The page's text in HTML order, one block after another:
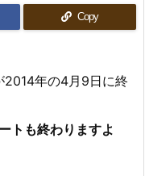
Copy
2014年の4月9日に終
トも終わりますよ